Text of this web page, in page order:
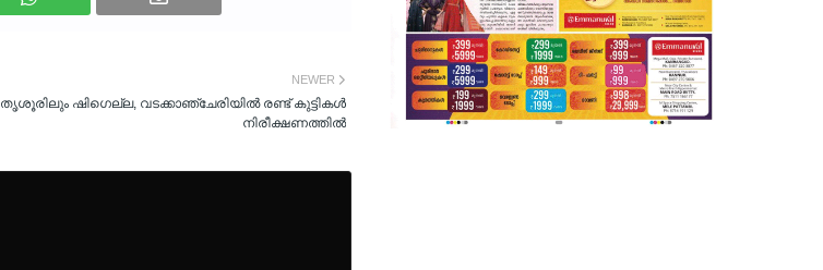
NEWER
തൃശൂരിലും ഷി​ഗെല്ല, വടക്കാഞ്ചേരിയിൽ രണ്ട് കുട്ടികൾ
നിരീക്ഷണത്തിൽ